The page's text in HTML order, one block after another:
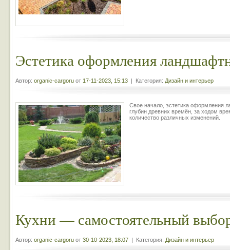
Эстетика оформления
Автор: organic-cargoru от 17-11-2023, 15:13 | Категория: Дизайн и интерьер
Свое начало, эстетика оформления
глубин древних времён, за ходом
количество различных изменений.
Кухни — самостоятельный
Автор: organic-cargoru от 30-10-2023, 18:07 | Категория: Дизайн и интерьер